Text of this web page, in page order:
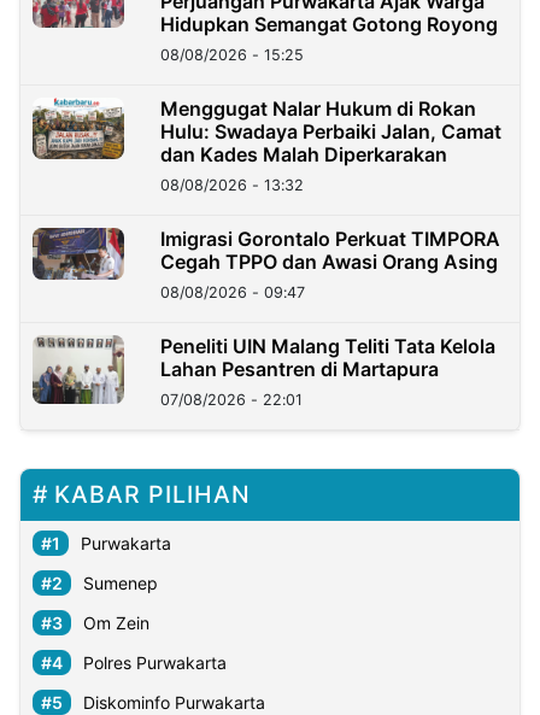
Hidupkan Semangat Gotong Royong
08/08/2026 - 15:25
Menggugat Nalar Hukum di Rokan
Hulu: Swadaya Perbaiki Jalan, Camat
dan Kades Malah Diperkarakan
08/08/2026 - 13:32
Imigrasi Gorontalo Perkuat TIMPORA
Cegah TPPO dan Awasi Orang Asing
08/08/2026 - 09:47
Peneliti UIN Malang Teliti Tata Kelola
Lahan Pesantren di Martapura
07/08/2026 - 22:01
KABAR PILIHAN
Purwakarta
Sumenep
Om Zein
Polres Purwakarta
Diskominfo Purwakarta